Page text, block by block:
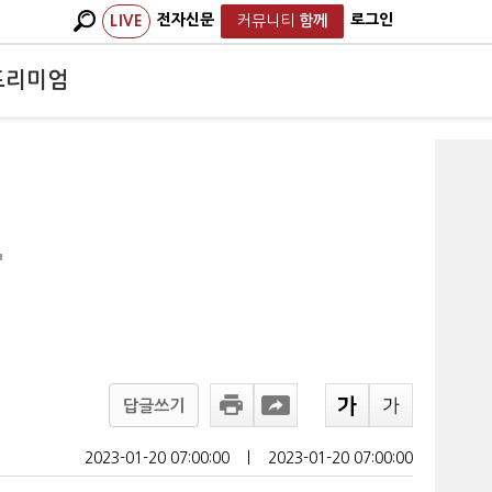
LIVE 전자신문 커뮤니티 함께 로그인
리미엄
답글쓰기
2023-01-20 07:00:00 2023-01-20 07:00:00